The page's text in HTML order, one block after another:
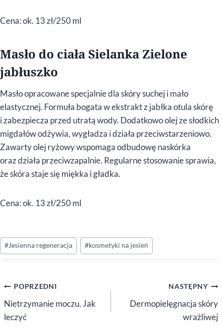
Cena: ok. 13 zł/250 ml
Masło do ciała Sielanka Zielone
jabłuszko
Masło opracowane specjalnie dla skóry suchej i mało
elastycznej. Formuła bogata w ekstrakt z jabłka otula skórę
i zabezpiecza przed utratą wody. Dodatkowo olej ze słodkich
migdałów odżywia, wygładza i działa przeciwstarzeniowo.
Zawarty olej ryżowy wspomaga odbudowę naskórka
oraz działa przeciwzapalnie. Regularne stosowanie sprawia,
że skóra staje się miękka i gładka.
Cena: ok. 13 zł/250 ml
Tagi
wpisu:
#Jesienna regeneracja #kosmetyki na jesień
Nawigacja
wpisu
POPRZEDNI
Nietrzymanie moczu. Jak
leczyć
NASTĘPNY
Dermopielęgnacja skóry
wrażliwej